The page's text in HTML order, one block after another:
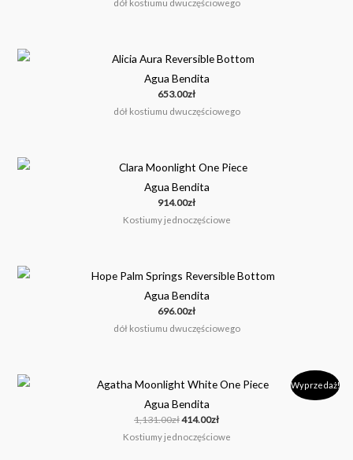
dół kostiumu dwuczęściowego
Agua Bendita
653.00zł
dół kostiumu dwuczęściowego
Agua Bendita
914.00zł
Kostiumy jednoczęściowe
Agua Bendita
696.00zł
dół kostiumu dwuczęściowego
Wyprzedaż!
Agua Bendita
1,131.00zł
Pierwotna
cena
wynosiła:
1,131.00zł.
414.00zł
Aktualna
cena
414.00zł.
Kostiumy jednoczęściowe